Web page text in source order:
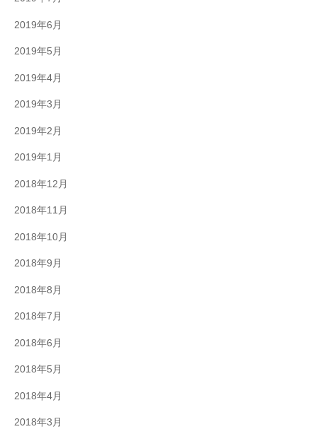
2019年6月
2019年5月
2019年4月
2019年3月
2019年2月
2019年1月
2018年12月
2018年11月
2018年10月
2018年9月
2018年8月
2018年7月
2018年6月
2018年5月
2018年4月
2018年3月